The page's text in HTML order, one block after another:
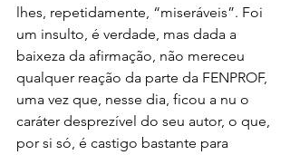
lhes, repetidamente, “miseráveis”. Foi
um insulto, é verdade, mas dada a
baixeza da afirmação, não mereceu
qualquer reação da parte da FENPROF,
uma vez que, nesse dia, ficou a nu o
caráter desprezível do seu autor, o que,
por si só, é castigo bastante para